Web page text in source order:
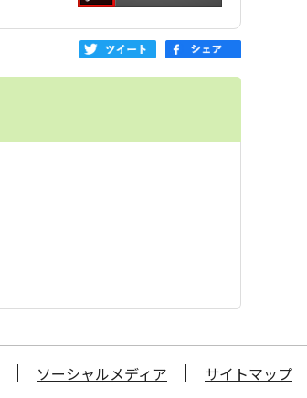
ソーシャルメディア サイトマップ